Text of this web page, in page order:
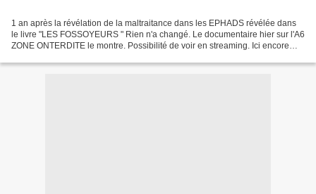
1 an après la révélation de la maltraitance dans les EPHADS révélée dans
le livre "LES FOSSOYEURS " Rien n'a changé. Le documentaire hier sur l'A6
ZONE ONTERDITE le montre. Possibilité de voir en streaming. Ici encore